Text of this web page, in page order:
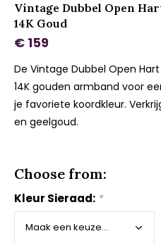
Vintage Dubbel Open
14K Goud
€ 159
De Vintage Dubbel Open
14K gouden armband voor
je favoriete koordkleur.
en geelgoud.
Choose from:
Kleur Sieraad: *